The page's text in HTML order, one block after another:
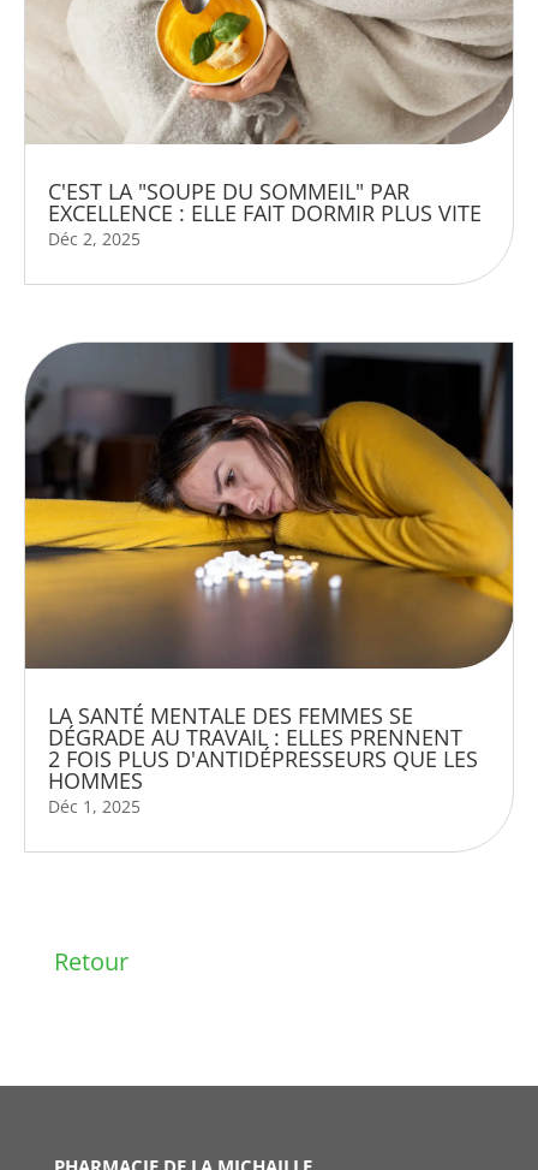
C'EST LA "SOUPE DU SOMMEIL" PAR
EXCELLENCE : ELLE FAIT DORMIR PLUS VITE
Déc 2, 2025
LA SANTÉ MENTALE DES FEMMES SE
DÉGRADE AU TRAVAIL : ELLES PRENNENT
2 FOIS PLUS D'ANTIDÉPRESSEURS QUE LES
HOMMES
Déc 1, 2025
Retour